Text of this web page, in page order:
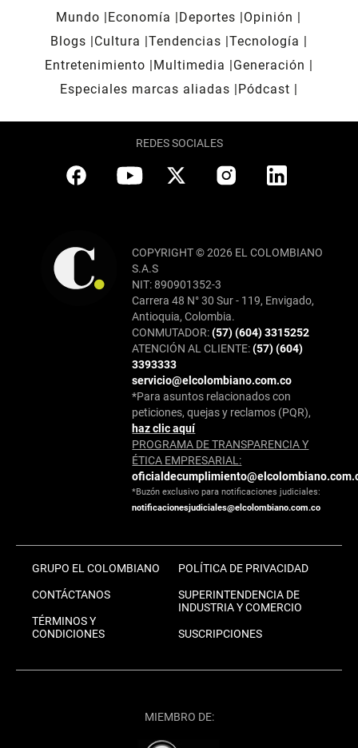
Mundo Economía Deportes
Opinión
Blogs
Cultura Tendencias Tecnología
Entretenimiento
Multimedia
Generación
Especiales marcas aliadas
Pódcast
REDES SOCIALES
COPYRIGHT © 2026 EL COLOMBIANO
S.A.S
NIT: 890901352-3
Carrera 48 N° 30 Sur - 119, Envigado,
Antioquia, Colombia.
CONMUTADOR:(57) (604) 3315252
ATENCIÓN AL CLIENTE:(57) (604)
3393333
servicio@elcolombiano.com.co
*Para asuntos relacionados con
peticiones, quejas y reclamos (PQR),
haz clic aquí
PROGRAMA DE TRANSPARENCIA Y
ÉTICA EMPRESARIAL:
*Buzón exclusivo para notificaciones judiciales:
notificacionesjudiciales@elcolombiano.com.co
GRUPO EL COLOMBIANO
CONTÁCTANOS
TÉRMINOS Y
CONDICIONES
POLÍTICA DE PRIVACIDAD
SUPERINTENDENCIA DE
INDUSTRIA Y COMERCIO
SUSCRIPCIONES
MIEMBRO DE: